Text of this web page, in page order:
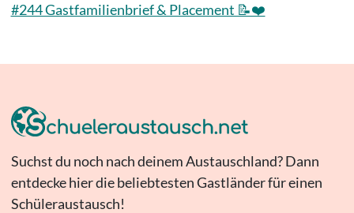
#244 Gastfamilienbrief & Placement 📝❤️
Suchst du noch nach deinem Austauschland? Dann
entdecke hier die beliebtesten Gastländer für einen
Schüleraustausch!